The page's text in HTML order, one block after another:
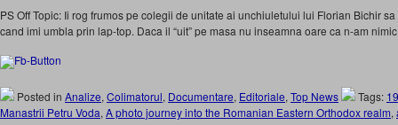
PS Off Topic: Ii rog frumos pe colegii de unitate ai unchiuletului lui Florian Bichir
cand imi umbla prin lap-top. Daca il “uit” pe masa nu inseamna oare ca n-am
Posted in Analize, Colimatorul, Documentare, Editoriale, Top News Tags:
Manastrii Petru Voda, A photo journey into the Romanian Eastern Orthodox realm,